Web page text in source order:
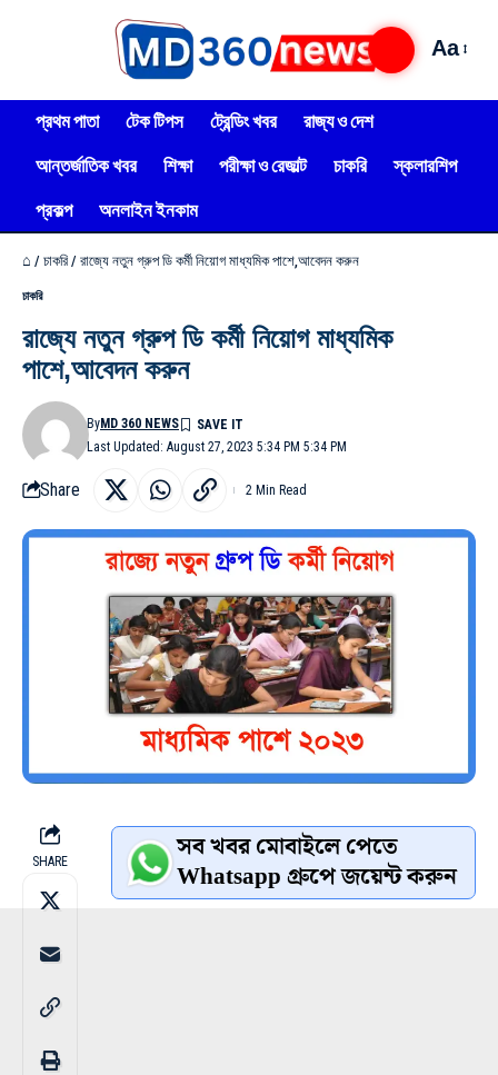
Aa
প্রথম পাতা টেক টিপস ট্রেন্ডিং খবর
রাজ্য ও দেশ
আন্তর্জাতিক খবর
শিক্ষা পরীক্ষা ও রেজাল্ট চাকরি
স্কলারশিপ
প্রকল্প
অনলাইন ইনকাম
⌂ / চাকরি / রাজ্যে নতুন গ্রুপ ডি কর্মী নিয়োগ মাধ্যমিক পাশে,আবেদন করুন
চাকরি
রাজ্যে নতুন গ্রুপ ডি কর্মী নিয়োগ মাধ্যমিক
পাশে,আবেদন করুন
Last Updated: August 27, 2023 5:34 PM 5:34 PM
ByMD 360 NEWS
Share 2 Min Read
SHARE সব খবর মোবাইলে পেতে
Whatsapp গ্রুপে জয়েন্ট করুন